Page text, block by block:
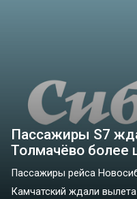
Пассажиры S7
Толмачёво более
Пассажиры рейса
Камчатский ждали